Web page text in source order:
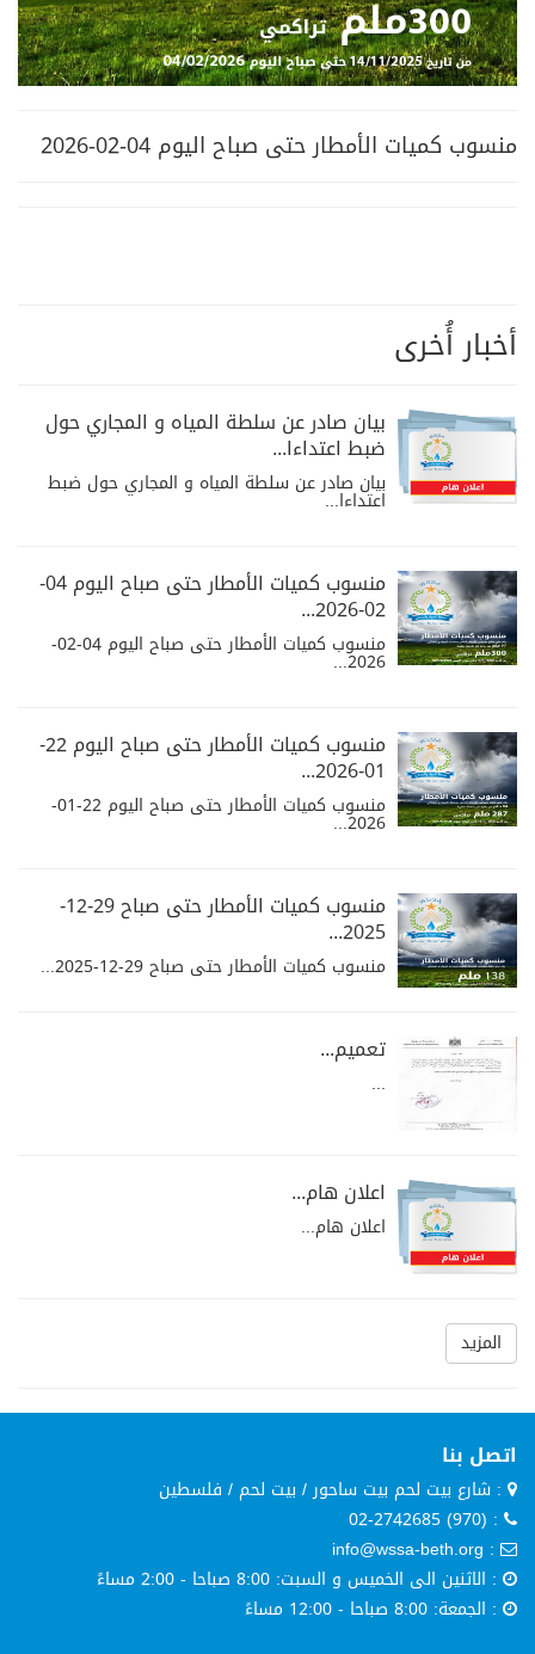
منسوب كميات الأمطار حتى صباح اليوم 04-02-2026
أخبار أُخرى
بيان صادر عن سلطة المياه و المجاري حول
ضبط اعتداءا...
بيان صادر عن سلطة المياه و المجاري حول ضبط
اعتداءا...
منسوب كميات الأمطار حتى صباح اليوم 04-
02-2026...
منسوب كميات الأمطار حتى صباح اليوم 04-02-
2026...
منسوب كميات الأمطار حتى صباح اليوم 22-
01-2026...
منسوب كميات الأمطار حتى صباح اليوم 22-01-
2026...
منسوب كميات الأمطار حتى صباح 29-12-
2025...
منسوب كميات الأمطار حتى صباح 29-12-2025...
تعميم...
...
اعلان هام...
اعلان هام...
المزيد
اتصل بنا
: شارع بيت لحم بيت ساحور / بيت لحم / فلسطين
: (970) 02-2742685
: info@wssa-beth.org
: الاثنين الى الخميس و السبت: 8:00 صباحا - 2:00 مساءً
: الجمعة: 8:00 صباحا - 12:00 مساءً